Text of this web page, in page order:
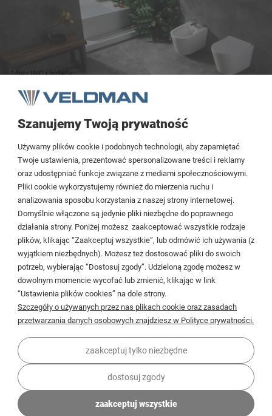
Misy WC i bidety
Cieślewskich 54
03-017 Warszawa
22 299 45 25
biuro@veldman.pl
Płatności i dostawa
Informacje
© 2026 veldman.pl . Wszelkie prawa zastrzeżone.
Szanujemy Twoją prywatność
Używamy plików cookie i podobnych technologii, aby zapamiętać
Twoje ustawienia, prezentować spersonalizowane treści i reklamy
oraz udostępniać funkcje związane z mediami społecznościowymi.
Pliki cookie wykorzystujemy również do mierzenia ruchu i
analizowania sposobu korzystania z naszej strony internetowej.
Domyślnie włączone są jedynie pliki niezbędne do poprawnego
działania strony. Poniżej możesz zaakceptować wszystkie rodzaje
plików, klikając “Zaakceptuj wszystkie”, lub odmówić ich używania (z
wyjątkiem niezbędnych). Możesz też dostosować pliki do swoich
potrzeb, wybierając “Dostosuj zgody”. Udzieloną zgodę możesz w
dowolnym momencie wycofać lub zmienić, klikając w link
“Ustawienia plików cookies” na dole strony.
Szczegóły o używanych przez nas plikach cookie oraz zasadach
przetwarzania danych osobowych znajdziesz w Polityce prywatności.
zaakceptuj tylko niezbędne
dostosuj zgody
zaakceptuj wszystkie